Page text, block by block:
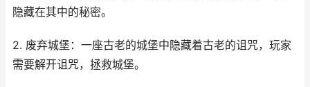
隐藏在其中的秘密。
2. 废弃城堡：一座古老的城堡中隐藏着古老的诅咒，玩家
需要解开诅咒，拯救城堡。